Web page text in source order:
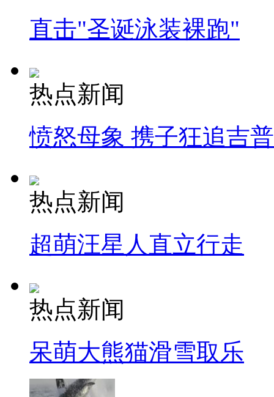
直击"圣诞泳装裸跑"
热点新闻
愤怒母象 携子狂追吉
热点新闻
超萌汪星人直立行走
热点新闻
呆萌大熊猫滑雪取乐